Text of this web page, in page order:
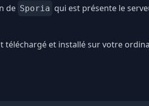
de Sporia qui est présente le
téléchargé et installé sur votre